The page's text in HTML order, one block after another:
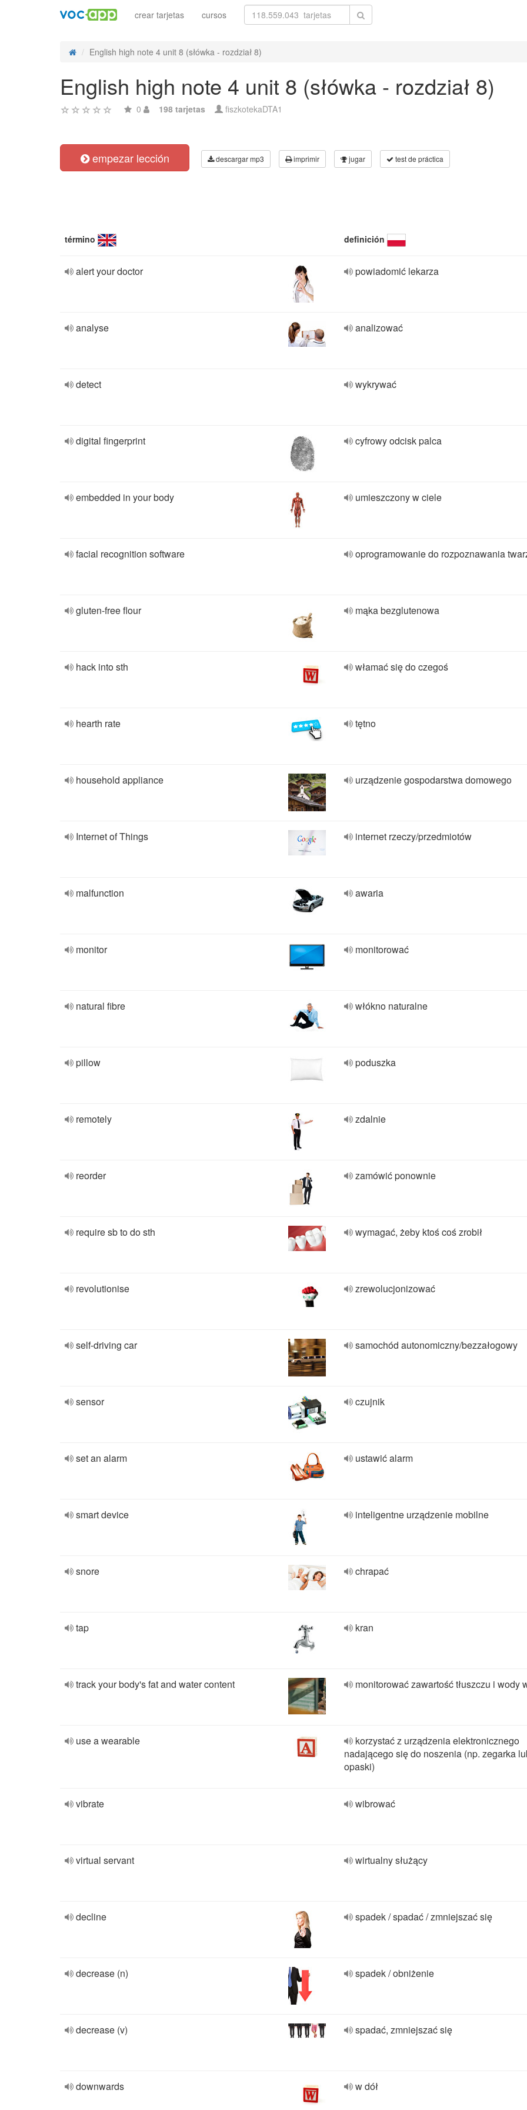
crear tarjetas cursos
English high note 4 unit 8 (słówka - rozdział 8)
English high note 4 unit 8 (słówka - rozdział 8)
0 198 tarjetas fiszkotekaDTA1
empezar lección descargar mp3 imprimir jugar test de práctica
término definición
alert your doctor powiadomić lekarza
analyse analizować
detect wykrywać
digital fingerprint cyfrowy odcisk palca
embedded in your body umieszczony w ciele
facial recognition software oprogramowanie do rozpoznawania
gluten-free flour mąka bezglutenowa
hack into sth włamać się do czegoś
hearth rate tętno
household appliance urządzenie gospodarstwa domowego
Internet of Things internet rzeczy/przedmiotów
malfunction awaria
monitor monitorować
natural fibre włókno naturalne
pillow poduszka
remotely zdalnie
reorder zamówić ponownie
require sb to do sth wymagać, żeby ktoś coś zrobił
revolutionise zrewolucjonizować
self-driving car samochód autonomiczny/bezzałogowy
sensor czujnik
set an alarm ustawić alarm
smart device inteligentne urządzenie mobilne
snore chrapać
tap kran
track your body's fat and water content monitorować zawartość tłuszczu i wody
use a wearable
korzystać z urządzenia elektronicznego
nadającego się do noszenia (np. zegarka
opaski)
vibrate wibrować
virtual servant wirtualny służący
decline spadek / spadać / zmniejszać się
decrease (n) spadek / obniżenie
decrease (v) spadać, zmniejszać się
downwards w dół